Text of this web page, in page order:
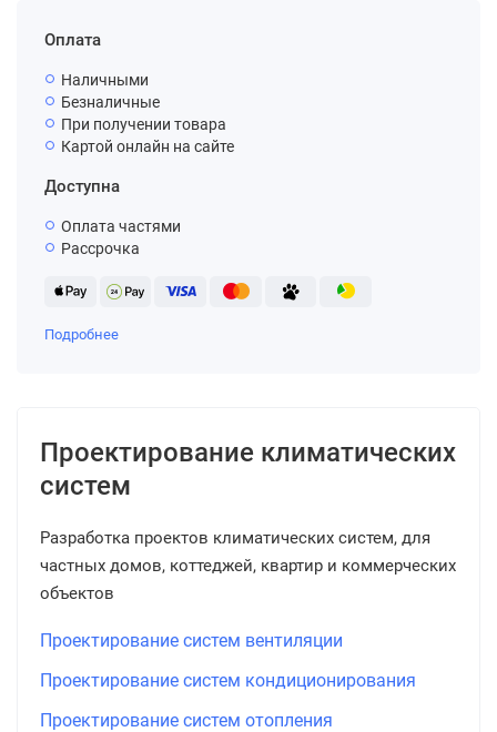
Оплата
Наличными
Безналичные
При получении товара
Картой онлайн на сайте
Доступна
Оплата частями
Рассрочка
Подробнее
Проектирование климатических
систем
Разработка проектов климатических систем, для
частных домов, коттеджей, квартир и коммерческих
объектов
Проектирование систем вентиляции
Проектирование систем кондиционирования
Проектирование систем отопления